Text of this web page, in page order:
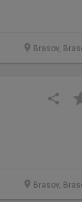
Brasov,
Brasov,